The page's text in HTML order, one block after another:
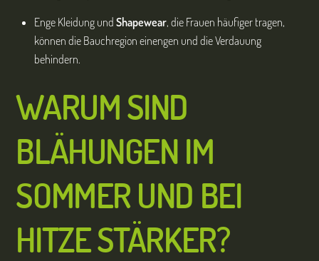
Enge Kleidung und Shapewear, die Frauen häufiger tragen,
können die Bauchregion einengen und die Verdauung
behindern.
WARUM SIND
BLÄHUNGEN IM
SOMMER UND BEI
HITZE STÄRKER?